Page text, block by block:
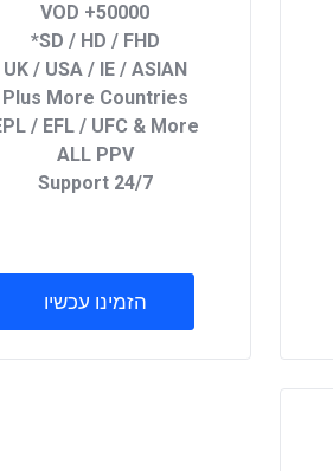
50000+ VOD
SD / HD / FHD*
UK / USA / IE / ASIAN
Plus More Countries
/ EFL / UFC & More
ALL PPV
24/7 Support
הזמינו עכשיו